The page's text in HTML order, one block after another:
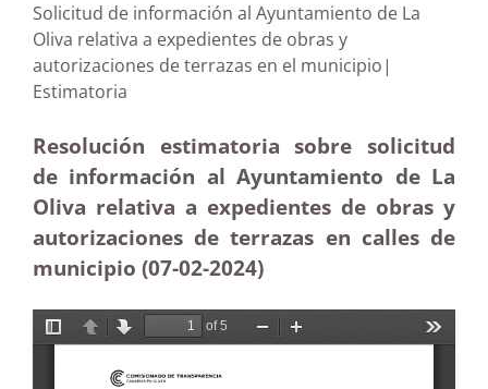
Solicitud de información al Ayuntamiento de La
Oliva relativa a expedientes de obras y
autorizaciones de terrazas en el municipio|
Estimatoria
Resolución estimatoria sobre solicitud
de información al Ayuntamiento de La
Oliva relativa a expedientes de obras y
autorizaciones de terrazas en calles de
municipio (07-02-2024)